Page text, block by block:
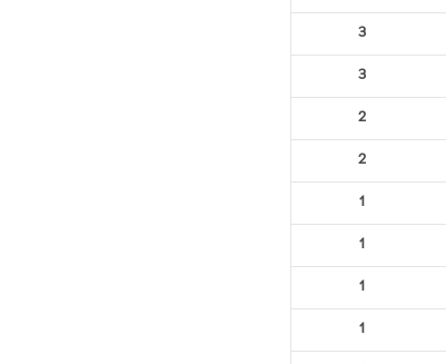
3
3
2
2
1
1
1
1